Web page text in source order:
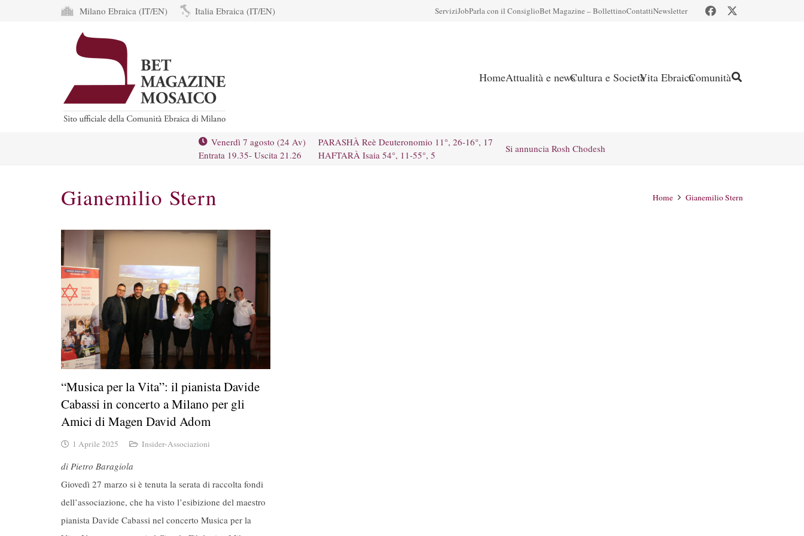
Milano Ebraica (IT/EN) Italia Ebraica (IT/EN) ServiziJobParla con il ConsiglioBet Magazine – BollettinoContattiNewsletter
HomeAttualità e newsCultura e SocietàVita EbraicaComunità
Venerdì 7 agosto (24 Av)
Entrata 19.35- Uscita 21.26
PARASHÀ Reè Deuteronomio 11°, 26-16°, 17
HAFTARÀ Isaia 54°, 11-55°, 5
Si annuncia Rosh Chodesh
Gianemilio Stern Home Gianemilio Stern
“Musica per la Vita”: il pianista Davide
Cabassi in concerto a Milano per gli
Amici di Magen David Adom
1 Aprile 2025 Insider-Associazioni
di Pietro Baragiola
Giovedì 27 marzo si è tenuta la serata di raccolta fondi
dell’associazione, che ha visto l’esibizione del maestro
pianista Davide Cabassi nel concerto Musica per la